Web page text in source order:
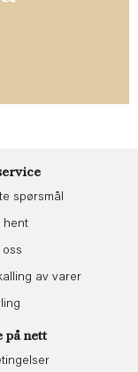
spørsmål
hent
oss
av varer
på nett